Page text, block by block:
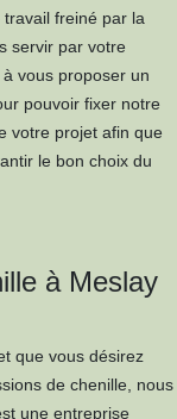
freiné par la
servir par votre
vous proposer un
pouvoir fixer notre
votre projet afin que
le bon choix du
à Meslay
que vous désirez
de chenille, nous
une entreprise